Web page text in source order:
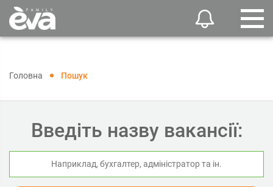
Головна Пошук
Введіть назву вакансії: